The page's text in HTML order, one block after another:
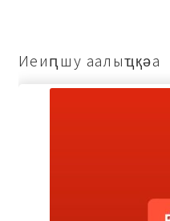
Иеиԥшу аалыҵқәа